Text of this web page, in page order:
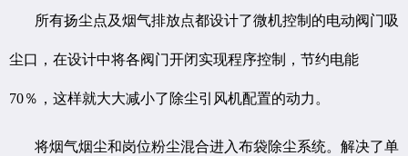
所有扬尘点及烟气排放点都设计了微机控制的电动阀门吸
尘口，在设计中将各阀门开闭实现程序控制，节约电能
70％，这样就大大减小了除尘引风机配置的动力。
将烟气烟尘和岗位粉尘混合进入布袋除尘系统。解决了单